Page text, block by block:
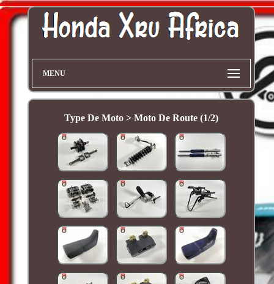
MENU
Type De Moto > Moto De Route (1/2)